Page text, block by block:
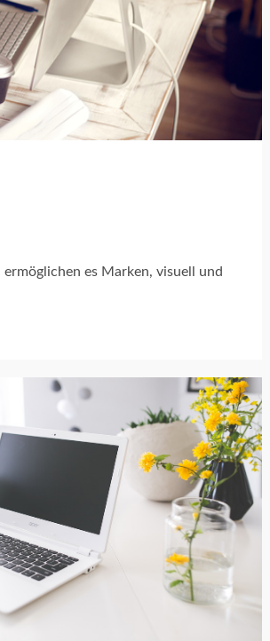
es Marken, visuell und